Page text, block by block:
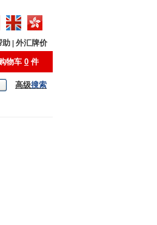
助 外汇牌价
物车 0 件
高级搜索